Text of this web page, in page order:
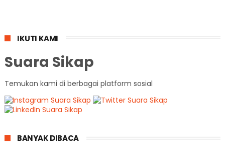
IKUTI KAMI
Suara Sikap
Temukan kami di berbagai platform sosial
BANYAK DIBACA